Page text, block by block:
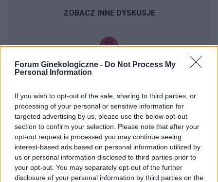
Forum Ginekologiczne - Do Not Process My
Personal Information
If you wish to opt-out of the sale, sharing to third parties, or
processing of your personal or sensitive information for
targeted advertising by us, please use the below opt-out
section to confirm your selection. Please note that after your
opt-out request is processed you may continue seeing
interest-based ads based on personal information utilized by
us or personal information disclosed to third parties prior to
your opt-out. You may separately opt-out of the further
disclosure of your personal information by third parties on the
ZOBACZ INNE DYSKUSJE
gość
Brak przyjemności
Witam, odkąd pamiętam podczas stosunków nie
odczuwam zbytnio przyjemności. Miałam kilku
partnerów seksualnych i z żadnym nie miałam
orgazmu. Mam wysokie libido ale co z tego jak
seks dla mnie to tylko ruchy przy których nie jest
mi dobrze, po prostu czuję że członek jest we
mnie i tyle :( Czy ktoś ma podobnie?
Forum:Zdrowie kobiety